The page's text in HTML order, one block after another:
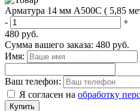
Арматура 14 мм А500С ( 5,85
-
+
480 руб.
Сумма вашего заказа: 480 руб.
Имя:
Ваш телефон:
Я согласен на обработку
Купить